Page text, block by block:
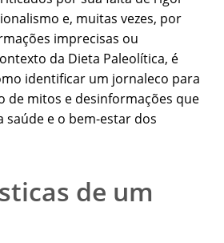
e, muitas vezes, por
imprecisas ou
da Dieta Paleolítica, é
identificar um jornaleco para
de mitos e desinformações que
e o bem-estar dos
de um